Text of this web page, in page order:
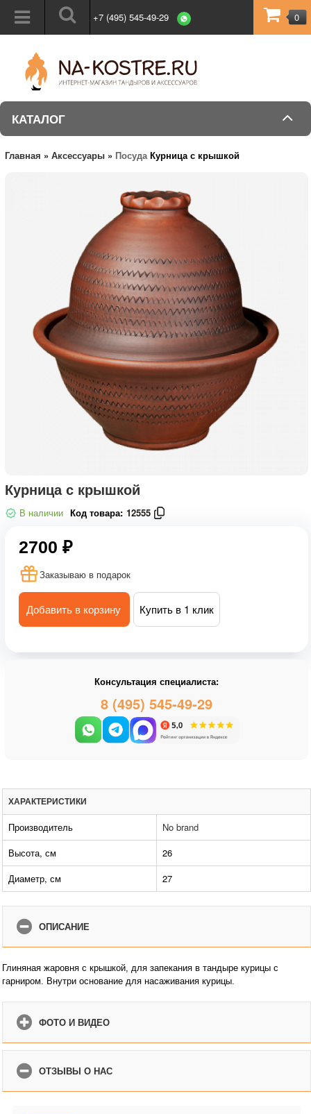
+7 (495) 545-49-29 0
КАТАЛОГ
Главная » Аксессуары » Посуда Курница с крышкой
Курница с крышкой
В наличии Код товара: 12555
2700 ₽
Заказываю в подарок
Добавить в корзину Купить в 1 клик
Консультация специалиста:
8 (495) 545-49-29
ХАРАКТЕРИСТИКИ
Производитель
No brand
Высота, см
26
Диаметр, см
27
ОПИСАНИЕ
Глиняная жаровня с крышкой, для запекания в тандыре курицы с
гарниром. Внутри основание для насаживания курицы.
ФОТО И ВИДЕО
ОТЗЫВЫ О НАС